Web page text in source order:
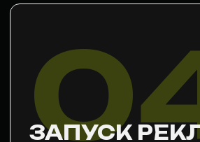
Соц. сети и мессенджеры
+7 905 461 26 27
nil0vsv@yandex.ru